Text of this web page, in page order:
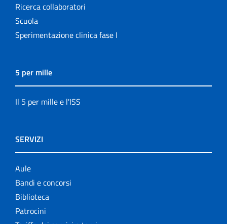
Ricerca collaboratori
Scuola
Sperimentazione clinica fase I
5 per mille
Il 5 per mille e l'ISS
SERVIZI
Aule
Bandi e concorsi
Biblioteca
Patrocini